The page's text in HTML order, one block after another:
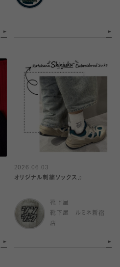
2026.06.03
オリジナル刺繍ソックス♫
靴下屋
靴下屋 ルミネ新宿
店